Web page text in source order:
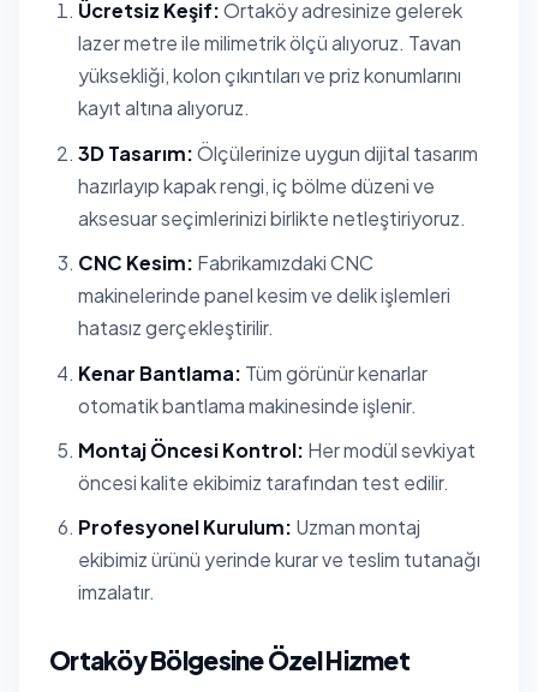
Ücretsiz Keşif:Ortaköy adresinize gelerek
lazer metre ile milimetrik ölçü alıyoruz. Tavan
yüksekliği, kolon çıkıntıları ve priz konumlarını
kayıt altına alıyoruz.
3D Tasarım:Ölçülerinize uygun dijital tasarım
hazırlayıp kapak rengi, iç bölme düzeni ve
aksesuar seçimlerinizi birlikte netleştiriyoruz.
CNC Kesim: Fabrikamızdaki CNC
makinelerinde panel kesim ve delik işlemleri
hatasız gerçekleştirilir.
Kenar Bantlama: Tüm görünür kenarlar
otomatik bantlama makinesinde işlenir.
Montaj Öncesi Kontrol: Her modül sevkiyat
öncesi kalite ekibimiz tarafından test edilir.
Profesyonel Kurulum: Uzman montaj
ekibimiz ürünü yerinde kurar ve teslim tutanağı
imzalatır.
Ortaköy Bölgesine Özel Hizmet